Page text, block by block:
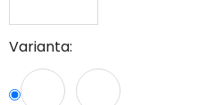
Varianta: